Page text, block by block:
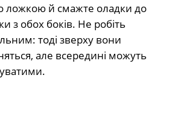
ложкою й смажте оладки до
з обох боків. Не робіть
тоді зверху вони
але всередині можуть